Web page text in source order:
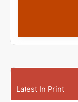
Latest In Print